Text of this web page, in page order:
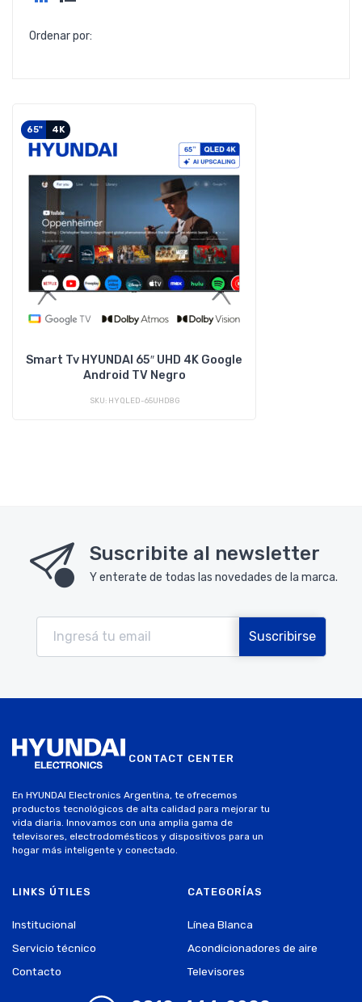
Ordenar por:
SKU: HYQLED-65UHD8G
Smart Tv HYUNDAI 65″ UHD 4K Google
Android TV Negro
65" 4K
Suscribite al newsletter
Y enterate de todas las novedades de la marca.
Suscribirse
En HYUNDAI Electronics Argentina, te ofrecemos
productos tecnológicos de alta calidad para mejorar tu
vida diaria. Innovamos con una amplia gama de
televisores, electrodomésticos y dispositivos para un
hogar más inteligente y conectado.
LINKS ÚTILES
Institucional
Servicio técnico
Contacto
CATEGORÍAS
Línea Blanca
Acondicionadores de aire
Televisores
CONTACT CENTER